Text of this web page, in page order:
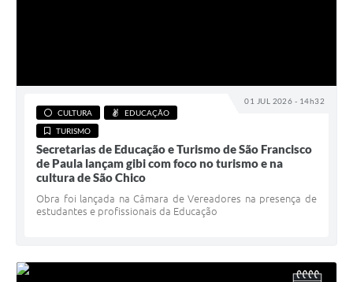
01 JUL 2026 - 14h32
CULTURA
EDUCAÇÃO
TURISMO
Secretarias de Educação e Turismo de São Francisco
de Paula lançam gibi com foco no turismo e na
cultura de São Chico
Obra foi lançada na Câmara de Vereadores na presença de
estudantes e profissionais da Educação